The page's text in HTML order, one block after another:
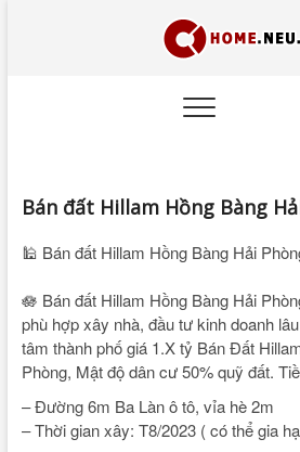
Bán đất Hillam Hồng Bàng
🕌 Bán đất Hillam Hồng Bàng Hải
🪷 Bán đất Hillam Hồng Bàng Hải
phù hợp xây nhà, đầu tư kinh doanh
tâm thành phố giá 1.X tỷ Bán Đất
Phòng, Mật độ dân cư 50% quỹ đất.
– Đường 6m Ba Làn ô tô, vỉa hè 2m
– Thời gian xây: T8/2023 ( có thể gia